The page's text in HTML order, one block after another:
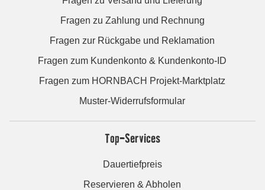
Fragen zu Zahlung und Rechnung
Fragen zur Rückgabe und Reklamation
Fragen zum Kundenkonto & Kundenkonto-ID
Fragen zum HORNBACH Projekt-Marktplatz
Muster-Widerrufsformular
Top-Services
Dauertiefpreis
Reservieren & Abholen